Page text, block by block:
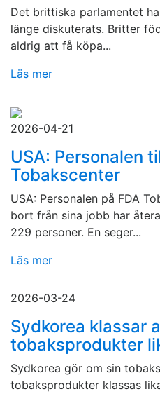
Det brittiska parlamentet
länge diskuterats. Britter
aldrig att få köpa...
Läs mer
2026-04-21
USA: Personalen
Tobakscenter
USA: Personalen på FDA
bort från sina jobb har
229 personer. En seger...
Läs mer
2026-03-24
Sydkorea klassar
tobaksprodukter
Sydkorea gör om sin
tobaksprodukter klassas